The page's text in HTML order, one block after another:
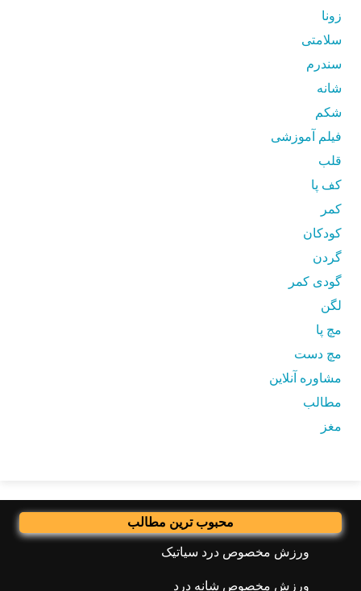
زونا
سلامتی
سندرم
شانه
شکم
فیلم آموزشی
قلب
کف پا
کمر
کودکان
گردن
گودی کمر
لگن
مچ پا
مچ دست
مشاوره آنلاین
مطالب
مغز
محبوب ترین مطالب
ورزش مخصوص درد سیاتیک
ورزش مخصوص شانه درد